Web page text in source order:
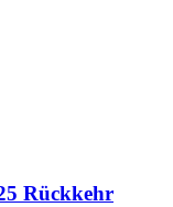
Rückkehr